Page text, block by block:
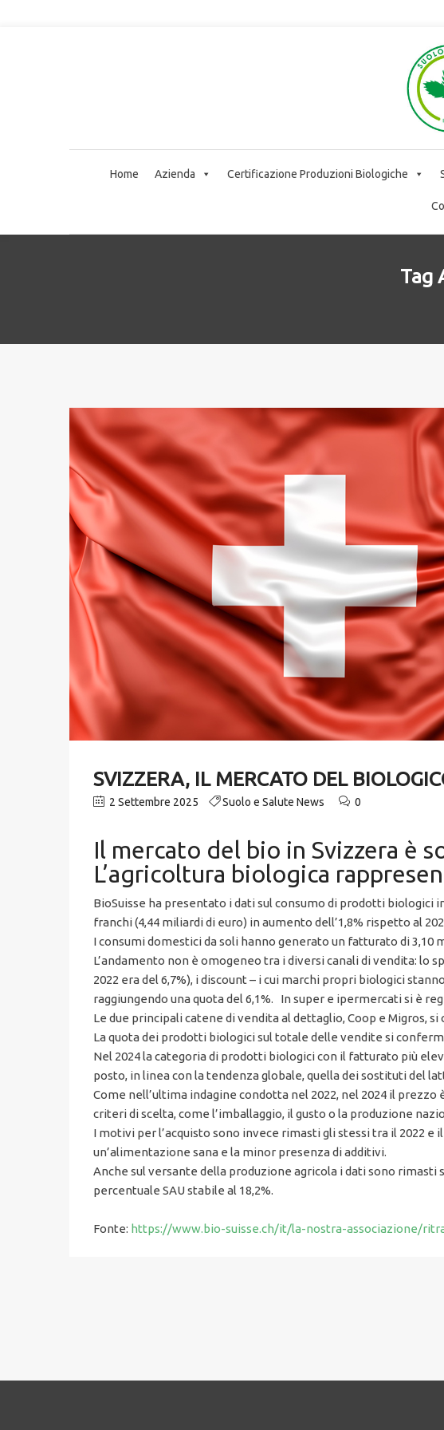
Home Azienda Certificazione Produzioni Biologiche
Tag
SVIZZERA, IL MERCATO DEL
2 Settembre 2025 Suolo e Salute News 0
Il mercato del bio in Svizzera è
L’agricoltura biologica
BioSuisse ha presentato i dati sul consumo di prodotti
franchi (4,44 miliardi di euro) in aumento dell’1,8% rispetto al
I consumi domestici da soli hanno generato un fatturato di 3,10
L’andamento non è omogeneo tra i diversi canali di vendita: lo
2022 era del 6,7%), i discount – i cui marchi propri biologici
raggiungendo una quota del 6,1%. In super e ipermercati si è
Le due principali catene di vendita al dettaglio, Coop e Migros,
La quota dei prodotti biologici sul totale delle vendite si
Nel 2024 la categoria di prodotti biologici con il fatturato più
posto, in linea con la tendenza globale, quella dei sostituti del
Come nell’ultima indagine condotta nel 2022, nel 2024 il
criteri di scelta, come l’imballaggio, il gusto o la produzione
I motivi per l’acquisto sono invece rimasti gli stessi tra il 2022
un’alimentazione sana e la minor presenza di additivi.
Anche sul versante della produzione agricola i dati sono
percentuale SAU stabile al 18,2%.
Fonte: https://www.bio-suisse.ch/it/la-nostra-associazione/